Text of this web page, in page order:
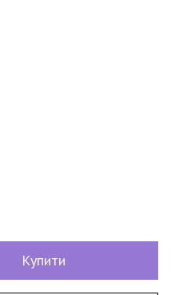
Купити